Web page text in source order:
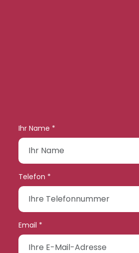
Ihr Name *
Telefon *
Email *